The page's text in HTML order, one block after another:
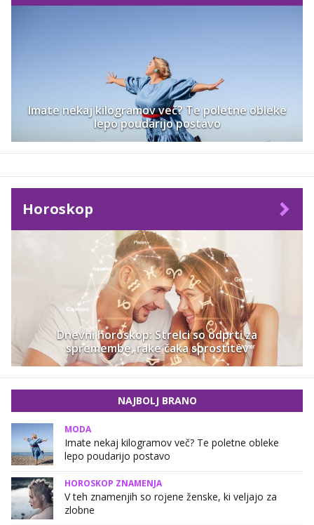
Imate nekaj kilogramov več? Te poletne obleke
lepo poudarijo postavo
Horoskop
Dnevni horoskop: Strelci so odprti za
spremembe, rake čaka sprostitev
NAJBOLJ BRANO
MODA
Imate nekaj kilogramov več? Te poletne obleke
lepo poudarijo postavo
HOROSKOP ZNAMENJA
V teh znamenjih so rojene ženske, ki veljajo za
zlobne